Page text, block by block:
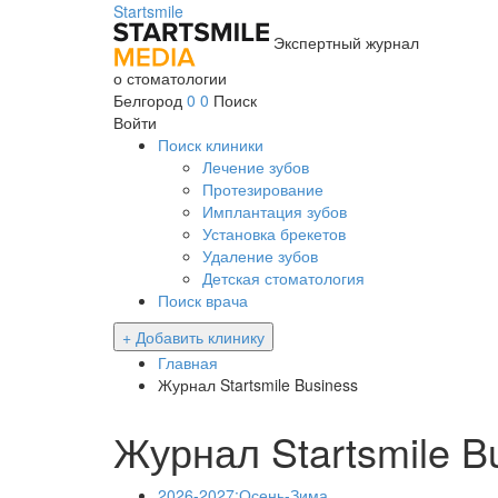
Startsmile
Экспертный журнал
о стоматологии
Белгород 0 0 Поиск
Войти
Поиск клиники
Лечение зубов
Протезирование
Имплантация зубов
Установка брекетов
Удаление зубов
Детская стоматология
Поиск врача
+ Добавить клинику
Главная
Журнал Startsmile Business
Журнал Startsmile